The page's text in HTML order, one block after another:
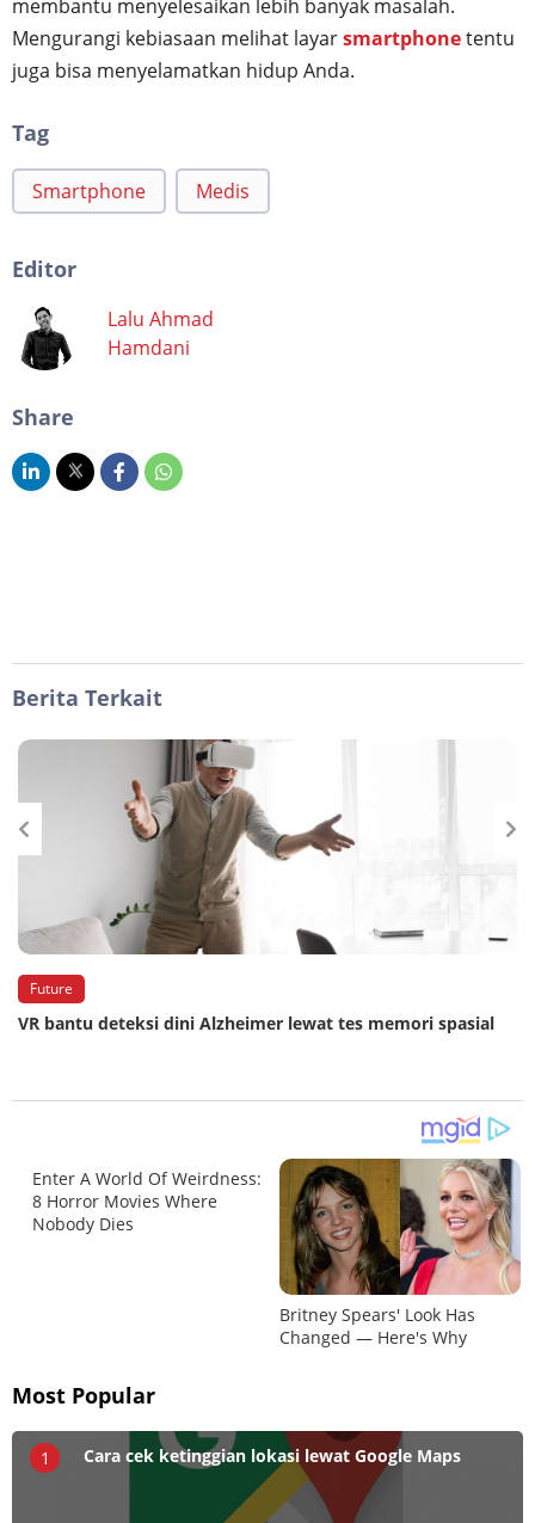
membantu menyelesaikan lebih banyak masalah.
Mengurangi kebiasaan melihat layarsmartphonetentu
juga bisa menyelamatkan hidup Anda.
Tag
Smartphone Medis
Editor
Lalu Ahmad
Hamdani
Share
Berita Terkait
Future
VR bantu deteksi dini Alzheimer lewat tes memori spasial
Most Popular
1 Cara cek ketinggian lokasi lewat Google Maps